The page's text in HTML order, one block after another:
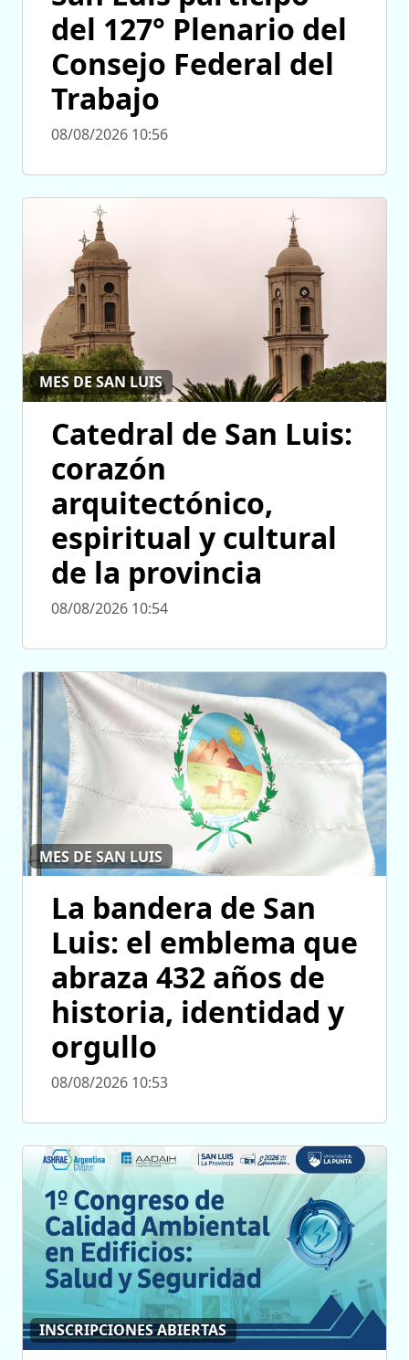
del 127° Plenario del
Consejo Federal del
Trabajo
08/08/2026 10:56
MES DE SAN LUIS
Catedral de San Luis:
corazón
arquitectónico,
espiritual y cultural
de la provincia
08/08/2026 10:54
MES DE SAN LUIS
La bandera de San
Luis: el emblema que
abraza 432 años de
historia, identidad y
orgullo
08/08/2026 10:53
INSCRIPCIONES ABIERTAS